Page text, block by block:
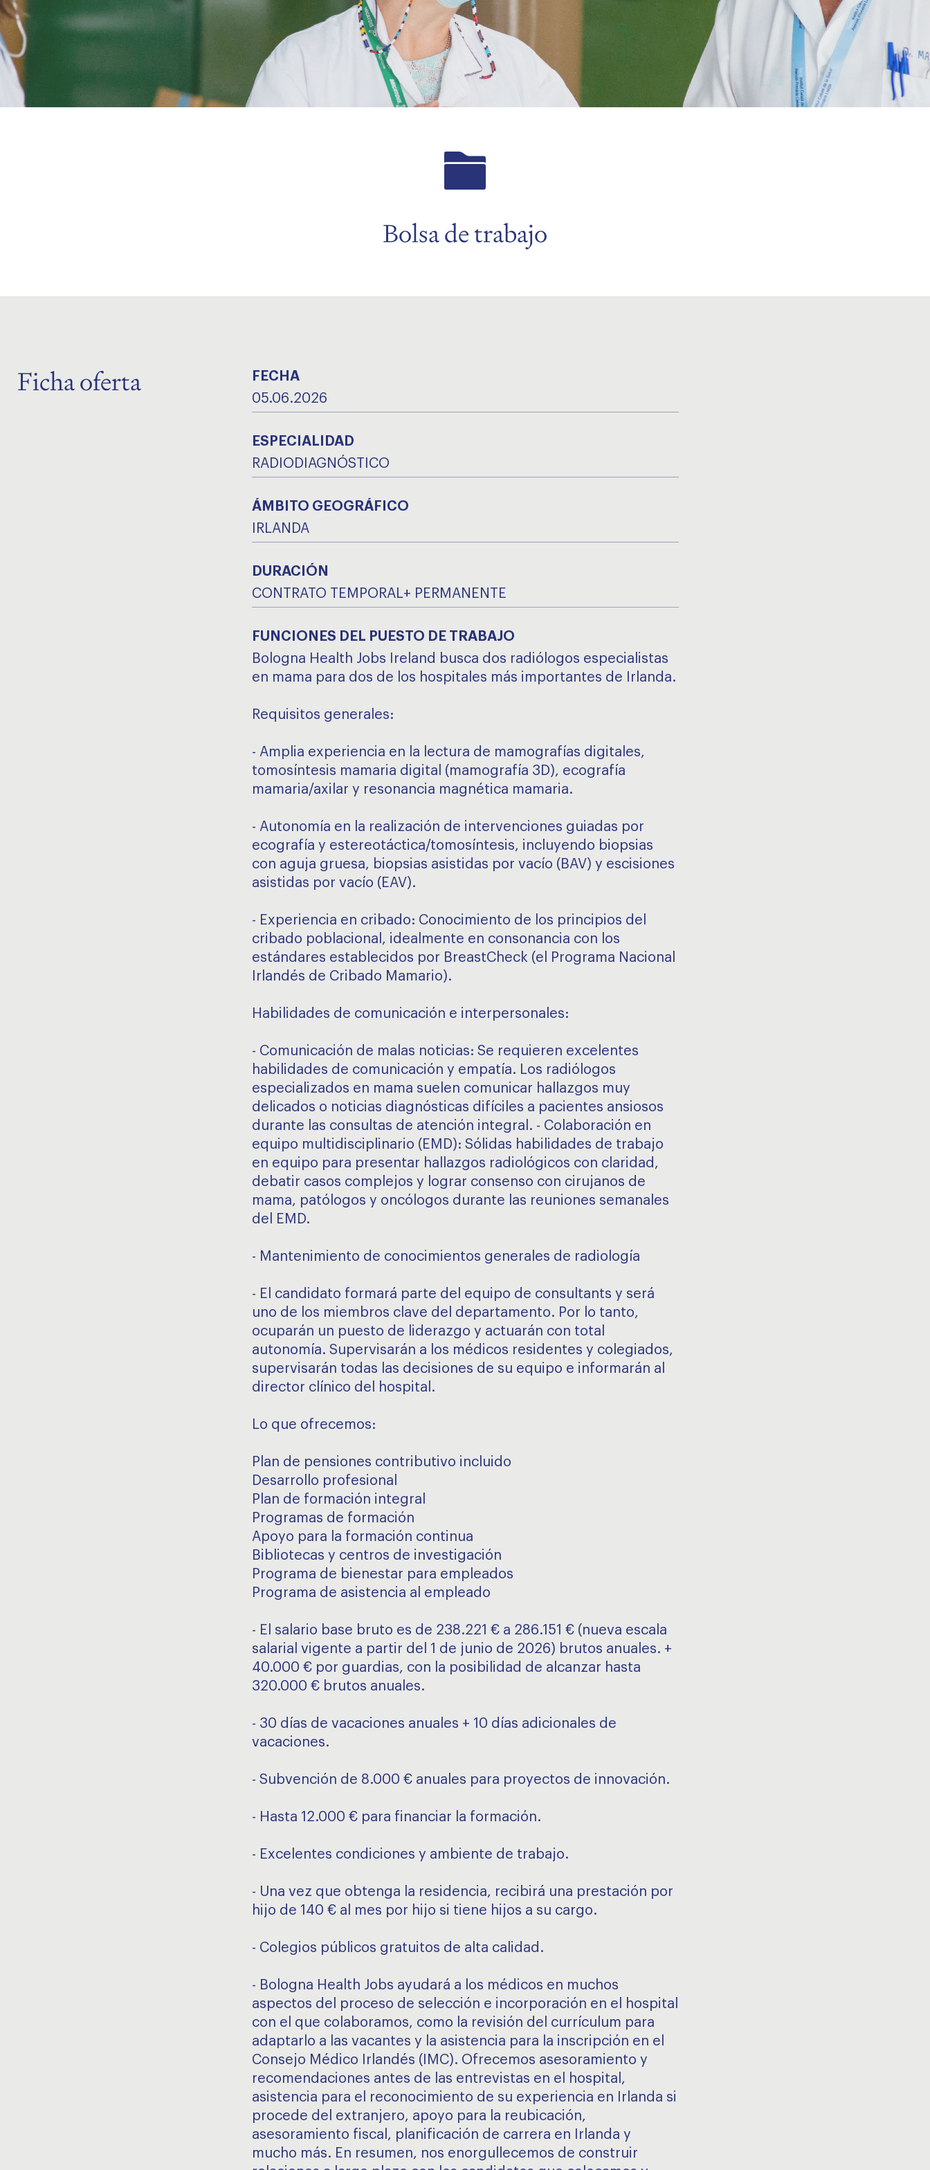
Bolsa de trabajo
Ficha oferta
FECHA
05.06.2026
ESPECIALIDAD
RADIODIAGNÓSTICO
ÁMBITO GEOGRÁFICO
IRLANDA
DURACIÓN
CONTRATO TEMPORAL+ PERMANENTE
FUNCIONES DEL PUESTO DE TRABAJO
Bologna Health Jobs Ireland busca dos radiólogos especialistas
en mama para dos de los hospitales más importantes de Irlanda.
Requisitos generales:
- Amplia experiencia en la lectura de mamografías digitales,
tomosíntesis mamaria digital (mamografía 3D), ecografía
mamaria/axilar y resonancia magnética mamaria.
- Autonomía en la realización de intervenciones guiadas por
ecografía y estereotáctica/tomosíntesis, incluyendo biopsias
con aguja gruesa, biopsias asistidas por vacío (BAV) y escisiones
asistidas por vacío (EAV).
- Experiencia en cribado: Conocimiento de los principios del
cribado poblacional, idealmente en consonancia con los
estándares establecidos por BreastCheck (el Programa Nacional
Irlandés de Cribado Mamario).
Habilidades de comunicación e interpersonales:
- Comunicación de malas noticias: Se requieren excelentes
habilidades de comunicación y empatía. Los radiólogos
especializados en mama suelen comunicar hallazgos muy
delicados o noticias diagnósticas difíciles a pacientes ansiosos
durante las consultas de atención integral. - Colaboración en
equipo multidisciplinario (EMD): Sólidas habilidades de trabajo
en equipo para presentar hallazgos radiológicos con claridad,
debatir casos complejos y lograr consenso con cirujanos de
mama, patólogos y oncólogos durante las reuniones semanales
del EMD.
- Mantenimiento de conocimientos generales de radiología
- El candidato formará parte del equipo de consultants y será
uno de los miembros clave del departamento. Por lo tanto,
ocuparán un puesto de liderazgo y actuarán con total
autonomía. Supervisarán a los médicos residentes y colegiados,
supervisarán todas las decisiones de su equipo e informarán al
director clínico del hospital.
Lo que ofrecemos:
Plan de pensiones contributivo incluido
Desarrollo profesional
Plan de formación integral
Programas de formación
Apoyo para la formación continua
Bibliotecas y centros de investigación
Programa de bienestar para empleados
Programa de asistencia al empleado
- El salario base bruto es de 238.221 € a 286.151 € (nueva escala
salarial vigente a partir del 1 de junio de 2026) brutos anuales. +
40.000 € por guardias, con la posibilidad de alcanzar hasta
320.000 € brutos anuales.
- 30 días de vacaciones anuales + 10 días adicionales de
vacaciones.
- Subvención de 8.000 € anuales para proyectos de innovación.
- Hasta 12.000 € para financiar la formación.
- Excelentes condiciones y ambiente de trabajo.
- Una vez que obtenga la residencia, recibirá una prestación por
hijo de 140 € al mes por hijo si tiene hijos a su cargo.
- Colegios públicos gratuitos de alta calidad.
- Bologna Health Jobs ayudará a los médicos en muchos
aspectos del proceso de selección e incorporación en el hospital
con el que colaboramos, como la revisión del currículum para
adaptarlo a las vacantes y la asistencia para la inscripción en el
Consejo Médico Irlandés (IMC). Ofrecemos asesoramiento y
recomendaciones antes de las entrevistas en el hospital,
asistencia para el reconocimiento de su experiencia en Irlanda si
procede del extranjero, apoyo para la reubicación,
asesoramiento fiscal, planificación de carrera en Irlanda y
mucho más. En resumen, nos enorgullecemos de construir